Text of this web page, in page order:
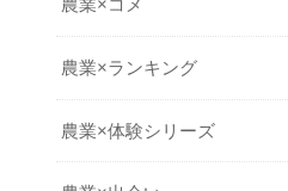
農業×コメ
農業×ランキング
農業×体験シリーズ